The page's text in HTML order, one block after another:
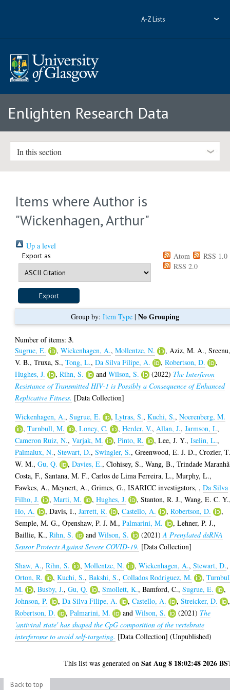
A-Z Lists
Enlighten Research Data
In this section
Items where Author is
"Wickenhagen, Arthur"
Up a level
Export as Atom
RSS 1.0
RSS 2.0
Group by: Item Type| No Grouping
Number of items:3.
Sugrue, E.
,Wickenhagen, A.,Mollentze, N. , Aziz, M. A.,
V. B.,Truxa, S.,Tong, L.,Da Silva Filipe, A. ,Robertson, D.
,
Hughes, J.
,Rihn, S. andWilson, S. (2022) The Interferon
Resistance of Transmitted HIV-1 is Possibly a Consequence of Enhanced
Replicative Fitness. [Data Collection]
Wickenhagen, A.,Sugrue, E. ,Lytras, S.,Kuchi, S.,Noerenberg, M.
,Turnbull, M. ,Loney, C. ,Herder, V., Allan, J.,Jarmson, I.,
Cameron Ruiz, N.,Varjak, M. ,Pinto, R. ,Lee, J. Y.,Iselin, L.,
Palmalux, N.,Stewart, D.,Swingler, S.,Greenwood, E. J. D.,Crozier,
W. M.,Gu, Q. ,Davies, E.,Clohisey, S.,Wang, B.,Trindade Maranhã
Costa, F.,Santana, M. F.,Carlos de Lima Ferreira, L.,Murphy, L.,
Fawkes, A.,Meynert, A.,Grimes, G.,ISARICC investigators, ,Da Silva
Filho, J.
,Marti, M. ,Hughes, J. ,Stanton, R. J.,Wang, E. C. Y.
Ho, A.
,Davis, I.,Jarrett, R. ,Castello, A. ,Robertson, D.
,
Semple, M. G.,Openshaw, P. J. M.,Palmarini, M. ,Lehner, P. J.,
Baillie, K.,Rihn, S. andWilson, S. (2021)A Prenylated dsRNA
Sensor Protects Against Severe COVID-19. [Data Collection]
Shaw, A.,Rihn, S. ,Mollentze, N. ,Wickenhagen, A.,Stewart, D.,
Orton, R.
,Kuchi, S.,Bakshi, S.,Collados Rodriguez, M. ,
M.
,Busby, J.,Gu, Q. ,Smollett, K.,Bamford, C.,Sugrue, E.
,
Johnson, P.
,Da Silva Filipe, A. ,Castello, A. ,Streicker, D.
,
Robertson, D.
,Palmarini, M. andWilson, S. (2021) The
'antiviral state' has shaped the CpG composition of the vertebrate
interferome to avoid self-targeting. [Data Collection] (Unpublished)
This list was generated onSat Aug 8 18:02:48 2026
Back to top